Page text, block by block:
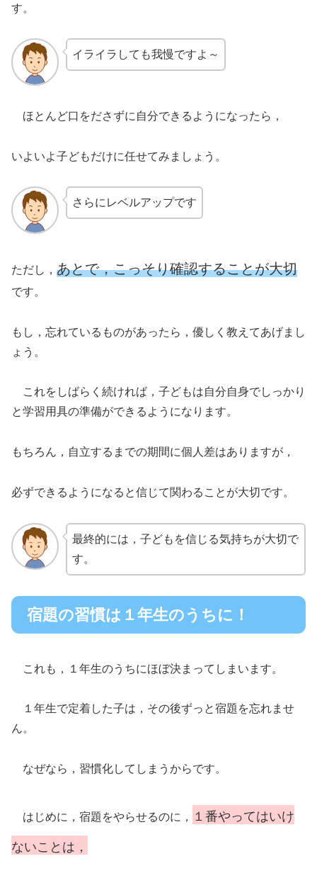
す。
イライラしても我慢ですよ～
ほとんど口をださずに自分できるようになったら，
いよいよ子どもだけに任せてみましょう。
さらにレベルアップです
ただし， あとで，こっそり確認することが大切
です。
もし，忘れているものがあったら，優しく教えてあげまし
ょう。
これをしばらく続ければ，子どもは自分自身でしっかり
と学習用具の準備ができるようになります。
もちろん，自立するまでの期間に個人差はありますが，
必ずできるようになると信じて関わることが大切です。
最終的には，子どもを信じる気持ちが大切で
す。
宿題の習慣は１年生のうちに！
これも，１年生のうちにほぼ決まってしまいます。
１年生で定着した子は，その後ずっと宿題を忘れませ
ん。
なぜなら，習慣化してしまうからです。
はじめに，宿題をやらせるのに， １番やってはいけ
ないことは，